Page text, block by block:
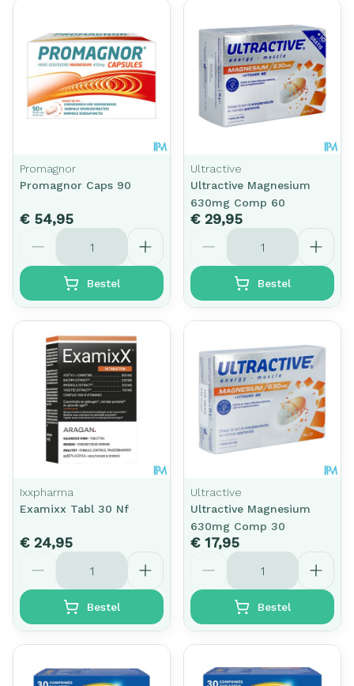
Promagnor
Promagnor Caps 90
€ 54,95
Aantal
Bestel
Ultractive
Ultractive Magnesium
630mg Comp 60
€ 29,95
Aantal
Bestel
Ixxpharma
Examixx Tabl 30 Nf
€ 24,95
Aantal
Bestel
Ultractive
Ultractive Magnesium
630mg Comp 30
€ 17,95
Aantal
Bestel